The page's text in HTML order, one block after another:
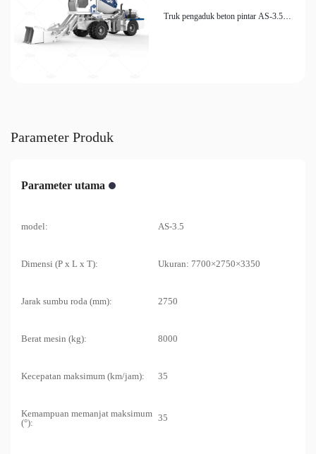
Truk pengaduk beton pintar AS-3.5
Parameter Produk
Parameter utama
model: AS-3.5
Dimensi (P x L x T): Ukuran: 7700×2750×3350
Jarak sumbu roda (mm): 2750
Berat mesin (kg): 8000
Kecepatan maksimum (km/jam): 35
Kemampuan memanjat maksimum
(°):
35